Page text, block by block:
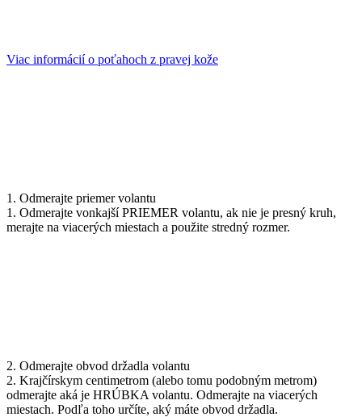
Viac informácií o poťahoch z pravej kože
1. Odmerajte priemer volantu
1. Odmerajte vonkajší PRIEMER volantu, ak nie je presný kruh,
merajte na viacerých miestach a použite stredný rozmer.
2. Odmerajte obvod držadla volantu
2. Krajčírskym centimetrom (alebo tomu podobným metrom)
odmerajte aká je HRÚBKA volantu. Odmerajte na viacerých
miestach. Podľa toho určíte, aký máte obvod držadla.